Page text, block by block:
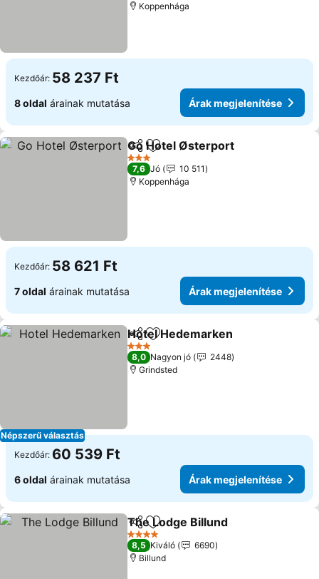
Koppenhága
Kezdőár: 58 237 Ft
8 oldal árainak mutatása Árak megjelenítése
Megosztás
Hozzáadás a kedvencekhez
Go Hotel Østerport
3 Kategória
7,6 Jó
10 511
Koppenhága
Kezdőár: 58 621 Ft
7 oldal árainak mutatása Árak megjelenítése
Népszerű választás
Megosztás
Hozzáadás a kedvencekhez
Hotel Hedemarken
3 Kategória
8,0 Nagyon jó
2448
Grindsted
Kezdőár: 60 539 Ft
6 oldal árainak mutatása Árak megjelenítése
Megosztás
Hozzáadás a kedvencekhez
The Lodge Billund
4 Kategória
8,5 Kiváló
6690
Billund